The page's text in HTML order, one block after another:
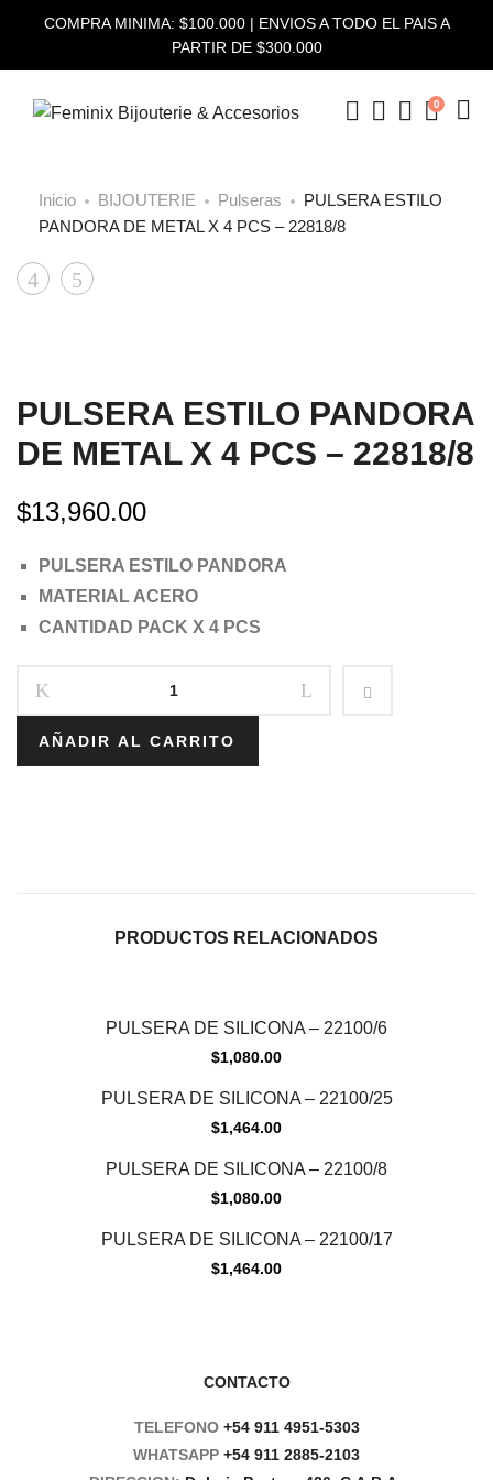
COMPRA MINIMA: $100.000 | ENVIOS A TODO EL PAIS A
PARTIR DE $300.000
0
Inicio BIJOUTERIE Pulseras
PULSERA ESTILO
PANDORA DE METAL X 4 PCS – 22818/8
PULSERA
METAL
X
PCS
22818/7
PULSERA
METAL
X
PCS
22818/9
PULSERA ESTILO PANDORA
DE METAL X 4 PCS – 22818/8
$13,960.00
PULSERA ESTILO PANDORA
MATERIAL ACERO
CANTIDAD PACK X 4 PCS
AÑADIR AL CARRITO
PRODUCTOS RELACIONADOS
PULSERA DE SILICONA – 22100/6
$1,080.00
PULSERA DE SILICONA – 22100/25
$1,464.00
PULSERA DE SILICONA – 22100/8
$1,080.00
PULSERA DE SILICONA – 22100/17
$1,464.00
CONTACTO
TELEFONO +54 911 4951-5303
WHATSAPP +54 911 2885-2103